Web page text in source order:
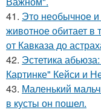
41. Это необычное
животное обитает в
от Кавказа до
42. Эстетика
Картинке" Кейси и
43. Маленький
в кусты он пошел.